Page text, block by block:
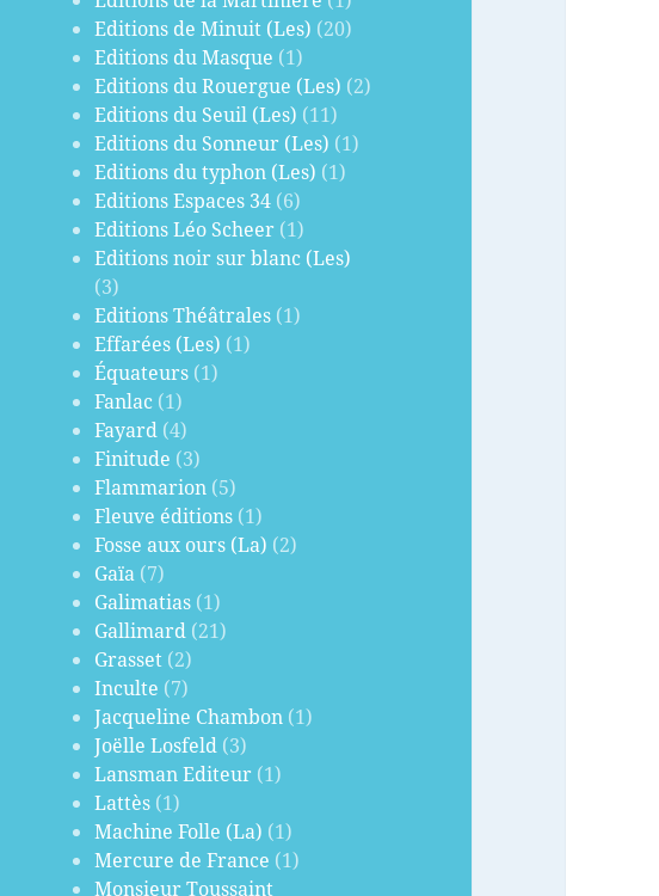
Editions de Minuit (Les) (20)
Editions du Masque (1)
Editions du Rouergue (Les) (2)
Editions du Seuil (Les) (11)
Editions du Sonneur (Les) (1)
Editions du typhon (Les) (1)
Editions Espaces 34 (6)
Editions Léo Scheer (1)
Editions noir sur blanc (Les)
(3)
Editions Théâtrales (1)
Effarées (Les) (1)
Équateurs (1)
Fanlac (1)
Fayard (4)
Finitude (3)
Flammarion (5)
Fleuve éditions (1)
Fosse aux ours (La) (2)
Gaïa (7)
Galimatias (1)
Gallimard (21)
Grasset (2)
Inculte (7)
Jacqueline Chambon (1)
Joëlle Losfeld (3)
Lansman Editeur (1)
Lattès (1)
Machine Folle (La) (1)
Mercure de France (1)
Monsieur Toussaint